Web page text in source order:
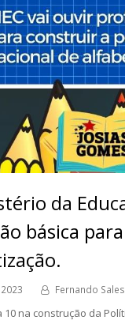
da
básica
Fernando Sales
10 na construção da